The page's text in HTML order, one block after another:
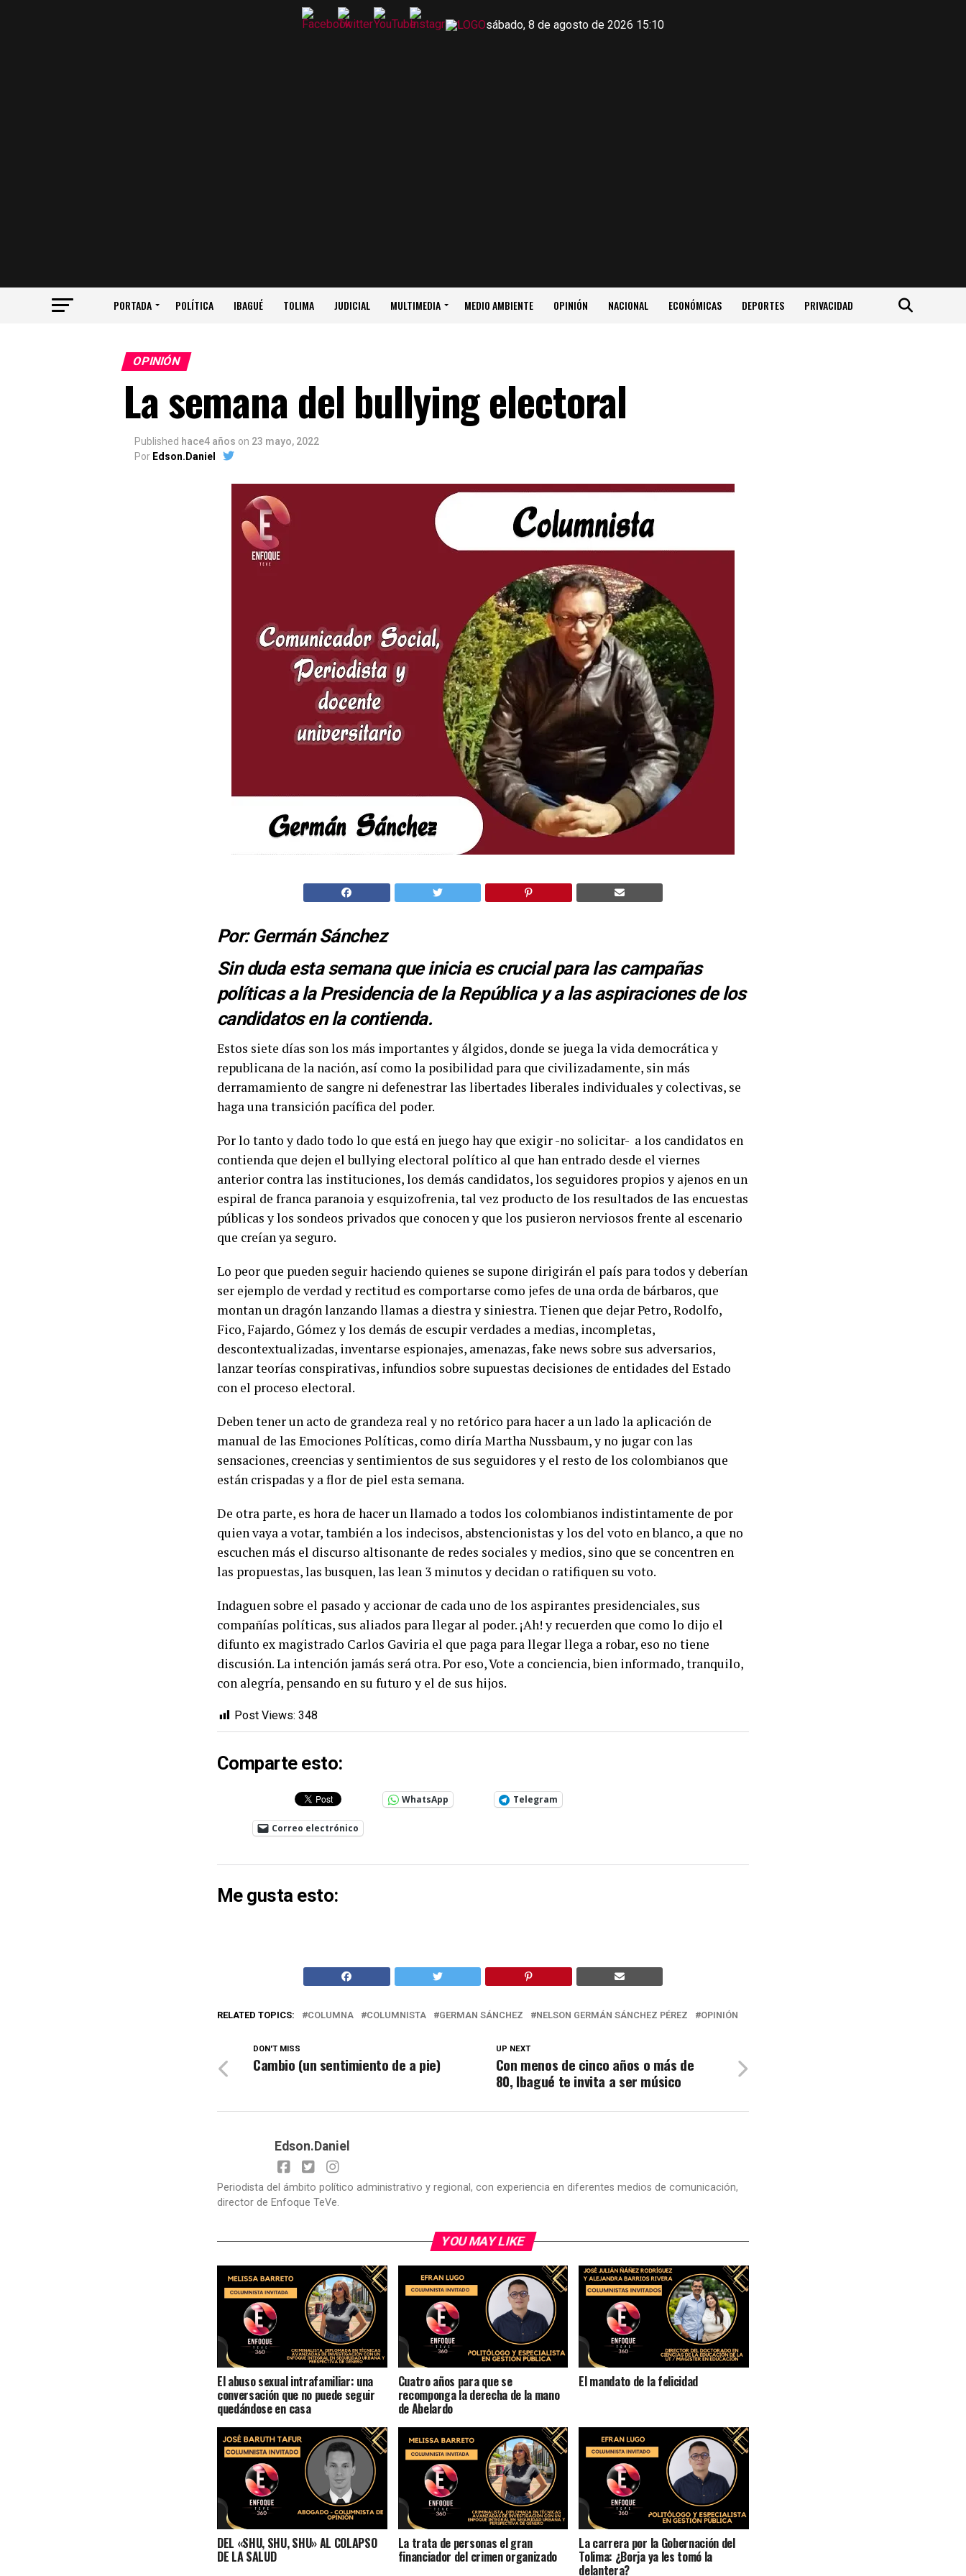
sábado, 8 de agosto de 2026 15:10
PORTADA POLÍTICA IBAGUÉ TOLIMA JUDICIAL MULTIMEDIA MEDIO AMBIENTE OPINIÓN NACIONAL ECONÓMICAS DEPORTES PRIVACIDAD
OPINIÓN
La semana del bullying electoral
Published hace4 años on 23 mayo, 2022
Por Edson.Daniel
Por: Germán Sánchez
Sin duda esta semana que inicia es crucial para las campañas
políticas a la Presidencia de la República y a las aspiraciones de los
candidatos en la contienda.
Estos siete días son los más importantes y álgidos, donde se juega la vida democrática y
republicana de la nación, así como la posibilidad para que civilizadamente, sin más
derramamiento de sangre ni defenestrar las libertades liberales individuales y colectivas, se
haga una transición pacífica del poder.
Por lo tanto y dado todo lo que está en juego hay que exigir -no solicitar- a los candidatos en
contienda que dejen el bullying electoral político al que han entrado desde el viernes
anterior contra las instituciones, los demás candidatos, los seguidores propios y ajenos en un
espiral de franca paranoia y esquizofrenia, tal vez producto de los resultados de las encuestas
públicas y los sondeos privados que conocen y que los pusieron nerviosos frente al escenario
que creían ya seguro.
Lo peor que pueden seguir haciendo quienes se supone dirigirán el país para todos y deberían
ser ejemplo de verdad y rectitud es comportarse como jefes de una orda de bárbaros, que
montan un dragón lanzando llamas a diestra y siniestra. Tienen que dejar Petro, Rodolfo,
Fico, Fajardo, Gómez y los demás de escupir verdades a medias, incompletas,
descontextualizadas, inventarse espionajes, amenazas, fake news sobre sus adversarios,
lanzar teorías conspirativas, infundios sobre supuestas decisiones de entidades del Estado
con el proceso electoral.
Deben tener un acto de grandeza real y no retórico para hacer a un lado la aplicación de
manual de las Emociones Políticas, como diría Martha Nussbaum, y no jugar con las
sensaciones, creencias y sentimientos de sus seguidores y el resto de los colombianos que
están crispadas y a flor de piel esta semana.
De otra parte, es hora de hacer un llamado a todos los colombianos indistintamente de por
quien vaya a votar, también a los indecisos, abstencionistas y los del voto en blanco, a que no
escuchen más el discurso altisonante de redes sociales y medios, sino que se concentren en
las propuestas, las busquen, las lean 3 minutos y decidan o ratifiquen su voto.
Indaguen sobre el pasado y accionar de cada uno de los aspirantes presidenciales, sus
compañías políticas, sus aliados para llegar al poder. ¡Ah! y recuerden que como lo dijo el
difunto ex magistrado Carlos Gaviria el que paga para llegar llega a robar, eso no tiene
discusión. La intención jamás será otra. Por eso, Vote a conciencia, bien informado, tranquilo,
con alegría, pensando en su futuro y el de sus hijos.
Post Views: 348
Comparte esto:
WhatsApp Telegram
Correo electrónico
Me gusta esto:
RELATED TOPICS: COLUMNA COLUMNISTA GERMAN SÁNCHEZ NELSON GERMÁN SÁNCHEZ PÉREZ OPINIÓN
UP NEXT
Con menos de cinco años o más de
80, Ibagué te invita a ser músico
DON'T MISS
Cambio (un sentimiento de a pie)
Edson.Daniel
Periodista del ámbito político administrativo y regional, con experiencia en diferentes medios de comunicación,
director de Enfoque TeVe.
YOU MAY LIKE
El abuso sexual intrafamiliar: una
conversación que no puede seguir
quedándose en casa
Cuatro años para que se
recomponga la derecha de la mano
de Abelardo
El mandato de la felicidad
DEL «SHU, SHU, SHU» AL COLAPSO
DE LA SALUD
La trata de personas el gran
financiador del crimen organizado
La carrera por la Gobernación del
Tolima: ¿Borja ya les tomó la
delantera?